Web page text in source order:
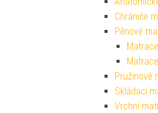
Chrániče
Pěnové
Pružinové
Skládací
Vrchní